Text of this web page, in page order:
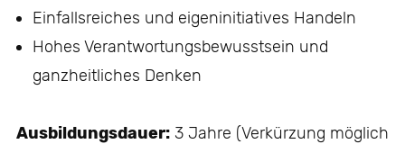
Einfallsreiches und eigeninitiatives Handeln
Hohes Verantwortungsbewusstsein und
ganzheitliches Denken
Ausbildungsdauer: 3 Jahre (Verkürzung möglich